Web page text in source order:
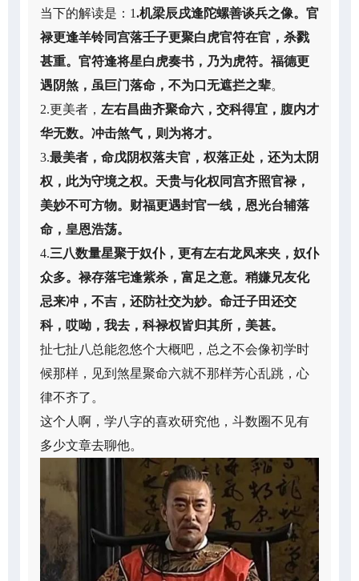
当下的解读是：1.机梁辰戌逢陀螺善谈兵之像。 官
禄更逢羊铃同宫落壬子更聚白虎官符在官，杀戮
甚重。官符逢将星白虎奏书，乃为虎符。福德更
遇阴煞，虽巨门落命，不为口无遮拦之辈。
2.更美者， 左右昌曲齐聚命六，交科得宜，腹内才
华无数。冲击煞气，则为将才。
3.最美者，命戊阴权落夫官，权落正处，还为太阴
权，此为守境之权。天贵与化权同宫齐照官禄，
美妙不可方物。财福更遇封官一线，恩光台辅落
命，皇恩浩荡。
4.三八数量星聚于奴仆，更有左右龙凤来夹，奴仆
众多。禄存落宅逢紫杀，富足之意。稍嫌兄友化
忌来冲，不吉，还防社交为妙。命迁子田还交
科，哎呦，我去，科禄权皆归其所，美甚。
扯七扯八总能忽悠个大概吧，总之不会像初学时
候那样，见到煞星聚命六就不那样芳心乱跳，心
律不齐了。
这个人啊，学八字的喜欢研究他，斗数圈不见有
多少文章去聊他。